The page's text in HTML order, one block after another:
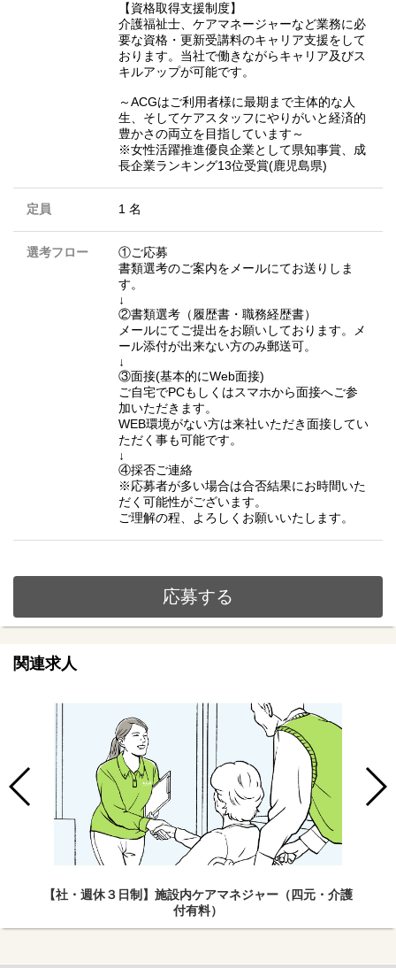
【資格取得支援制度】
介護福祉士、ケアマネージャーなど業務に必
要な資格・更新受講料のキャリア支援をして
おります。当社で働きながらキャリア及びス
キルアップが可能です。
～ACGはご利用者様に最期まで主体的な人
生、そしてケアスタッフにやりがいと経済的
豊かさの両立を目指しています～
※女性活躍推進優良企業として県知事賞、成
長企業ランキング13位受賞(鹿児島県)
定員 1 名
選考フロー
①ご応募
書類選考のご案内をメールにてお送りしま
す。
↓
②書類選考（履歴書・職務経歴書）
メールにてご提出をお願いしております。メ
ール添付が出来ない方のみ郵送可。
↓
③面接(基本的にWeb面接)
ご自宅でPCもしくはスマホから面接へご参
加いただきます。
WEB環境がない方は来社いただき面接してい
ただく事も可能です。
↓
④採否ご連絡
※応募者が多い場合は合否結果にお時間いた
だく可能性がございます。
ご理解の程、よろしくお願いいたします。
応募する
関連求人
【社・週休３日制】施設内ケアマネジャー（四元・介護
付有料）